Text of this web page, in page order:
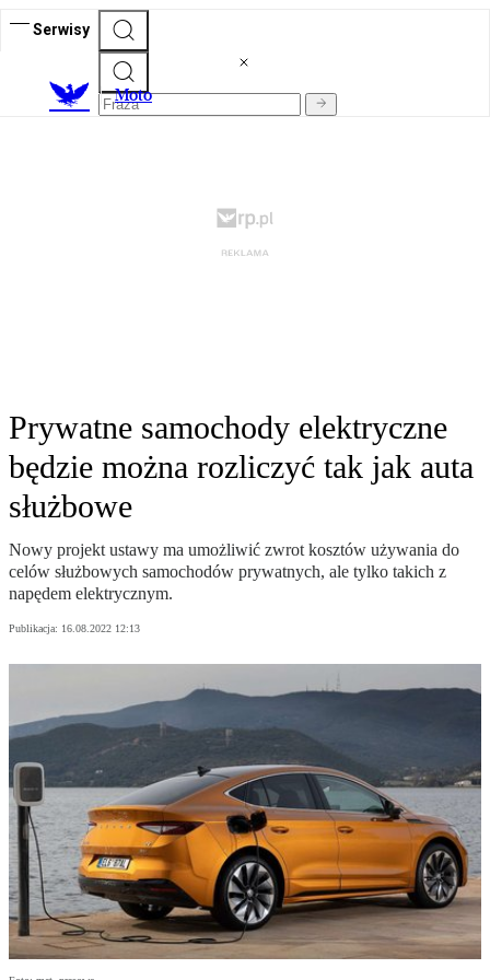
Serwisy
Moto
Prywatne samochody elektryczne
będzie można rozliczyć tak jak auta
służbowe
Nowy projekt ustawy ma umożliwić zwrot kosztów używania do
celów służbowych samochodów prywatnych, ale tylko takich z
napędem elektrycznym.
Publikacja: 16.08.2022 12:13